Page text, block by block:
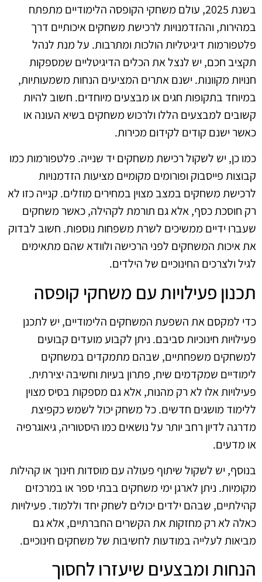
בשנת 2025, עולם משחקי הקופסה הלימודיים מתפתח
במהירות, וההזדמנויות לרכישת משחקים איכותיים דרך
פלטפורמות דיגיטליות הולכות ומתרבות. על מנת לנהל
תקציב חכם, יש לנצל את הכלים הדיגיטליים שמספקות
חנויות מקוונות. ישנם אתרים המציעים הנחות משמעותיות,
במיוחד בתקופות חגים או מבצעים מיוחדים. חשוב להיות
קשובים למבצעים הללו ולרכוש משחקים בשיא העונה או
כאשר ישנם קודים לקידום מכירות.
כמו כן, יש לשקול רכישת משחקים יד שנייה. פלטפורמות כמו
קבוצות פייסבוק ופורומים מקומיים מציעות הזדמנויות
לרכישת משחקים במצב מצוין במחירים מוזלים. קנייה כזו לא
רק חוסכת כסף, אלא גם תורמת לקהילה, כאשר משחקים
שעברו ידיים ממשיכים לשרת משפחות נוספות. חשוב לבדוק
את איכות המשחקים לפני הרכישה ולוודא שהם מתאימים
לגיל ולצרכים החינוכיים של הילדים.
תכנון פעילויות עם משחקי קופסה
כדי למקסם את השפעת המשחקים הלימודיים, יש לתכנן
פעילויות חינוכיות סביבם. ניתן לקבוע מועדים קבועים
למשחקים משפחתיים, שבהם מתמקדים במשחקים
לימודיים שמקדמים שיח, פתרון בעיות וחשיבה יצירתית.
פעילויות אלו לא רק מהנות, אלא גם מספקות בסיס מצוין
ללימוד מושגים חדשים. כל משחק יכול לשמש כקפיצת
מדרגה לדיון רחב יותר על נושאים כמו היסטוריה, גיאוגרפיה
או מדעים.
בנוסף, יש לשקול שיתוף פעולה עם מוסדות חינוך או קהילות
מקומיות. ניתן לארגן ימי משחקים בבתי ספר או במרכזים
קהילתיים, שבהם ילדים יכולים לשחק יחד וללמוד. פעילויות
כאלה לא רק מחזקות את הקשרים החברתיים, אלא גם
מביאות לעלייה במודעות לחשיבות של משחקים חינוכיים.
הנחות ומבצעים שיעזרו לחסוך